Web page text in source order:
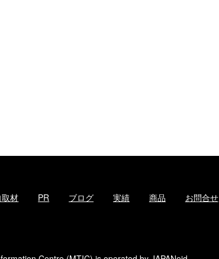
材 PR ブログ 実績 商品 お問合せ